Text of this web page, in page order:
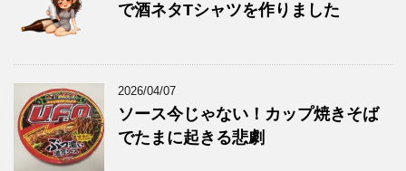
で酒ネタTシャツを作りました
2026/04/07
ソース今じゃない！カップ焼きそば
でたまに起きる悲劇